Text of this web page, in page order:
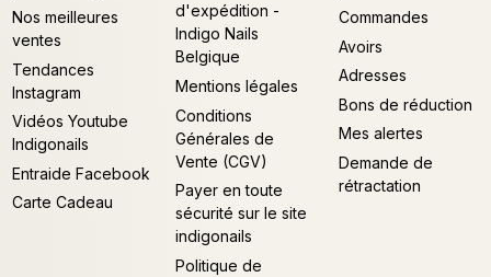
Nos meilleures
ventes
Tendances
Instagram
Vidéos Youtube
Indigonails
Entraide Facebook
Carte Cadeau
d'expédition -
Indigo Nails
Belgique
Mentions légales
Conditions
Générales de
Vente (CGV)
Payer en toute
sécurité sur le site
indigonails
Politique de
Commandes
Avoirs
Adresses
Bons de réduction
Mes alertes
Demande de
rétractation